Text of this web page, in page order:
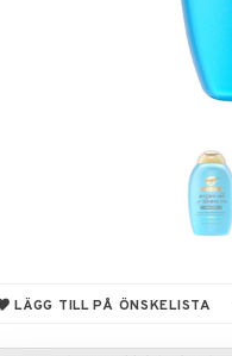
LÄGG TILL PÅ ÖNSKELISTA